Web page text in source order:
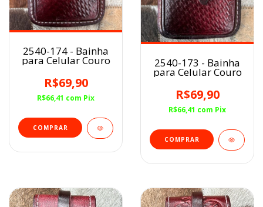
2540-174 - Bainha
para Celular Couro
R$69,90
R$66,41 com Pix
2540-173 - Bainha
para Celular Couro
R$69,90
R$66,41 com Pix